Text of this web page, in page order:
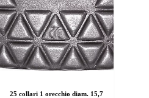
25 collari 1 orecchio diam. 15,7